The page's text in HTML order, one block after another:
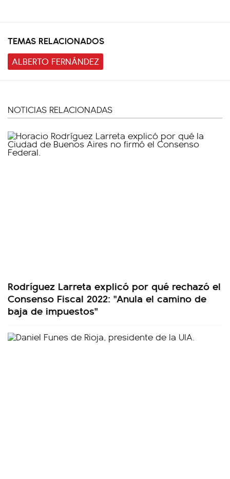
TEMAS RELACIONADOS
ALBERTO FERNÁNDEZ
NOTICIAS RELACIONADAS
Rodríguez Larreta explicó por qué rechazó el
Consenso Fiscal 2022: "Anula el camino de
baja de impuestos"